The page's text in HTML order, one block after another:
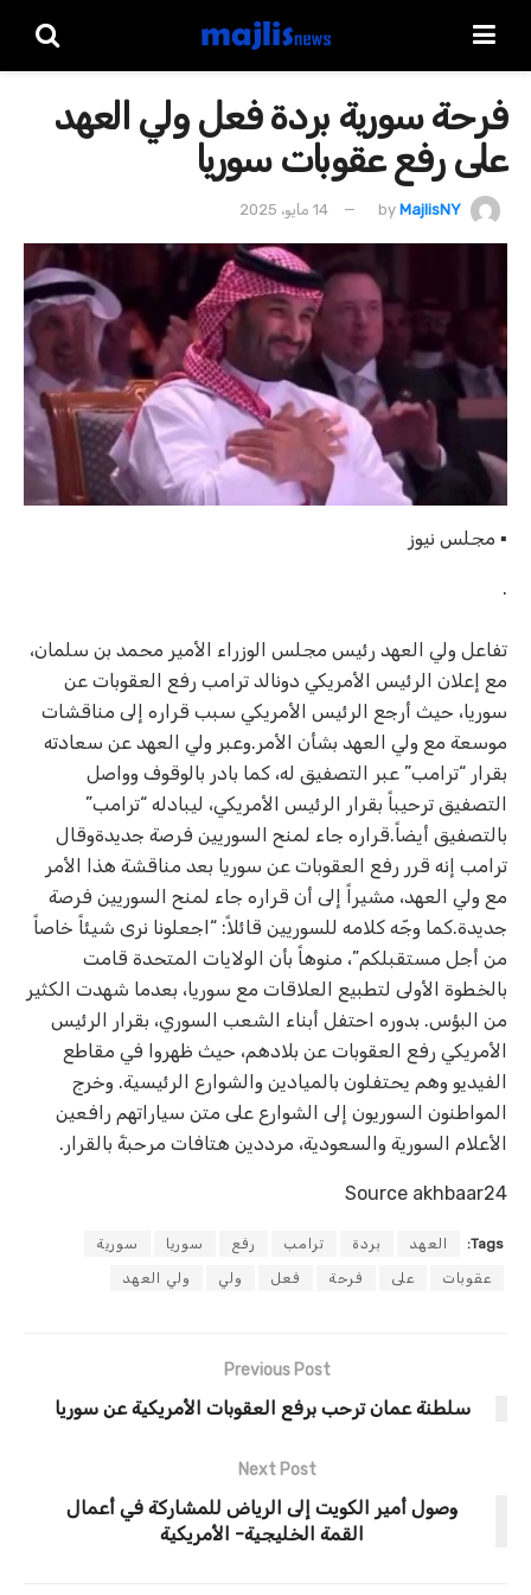
فرحة سورية بردة فعل ولي العهد
على رفع عقوبات سوريا
by MajlisNY 14 مايو، 2025
▪︎ مجلس نيوز
.
تفاعل ولي العهد رئيس مجلس الوزراء الأمير محمد بن سلمان،
مع إعلان الرئيس الأمريكي دونالد ترامب رفع العقوبات عن
سوريا، حيث أرجع الرئيس الأمريكي سبب قراره إلى مناقشات
موسعة مع ولي العهد بشأن الأمر.وعبر ولي العهد عن سعادته
بقرار “ترامب” عبر التصفيق له، كما بادر بالوقوف وواصل
التصفيق ترحيباً بقرار الرئيس الأمريكي، ليبادله “ترامب”
بالتصفيق أيضاً.قراره جاء لمنح السوريين فرصة جديدةوقال
ترامب إنه قرر رفع العقوبات عن سوريا بعد مناقشة هذا الأمر
مع ولي العهد، مشيراً إلى أن قراره جاء لمنح السوريين فرصة
جديدة.كما وجّه كلامه للسوريين قائلاً: “اجعلونا نرى شيئاً خاصاً
من أجل مستقبلكم”، منوهاً بأن الولايات المتحدة قامت
بالخطوة الأولى لتطبيع العلاقات مع سوريا، بعدما شهدت الكثير
من البؤس. بدوره احتفل أبناء الشعب السوري، بقرار الرئيس
الأمريكي رفع العقوبات عن بلادهم، حيث ظهروا في مقاطع
الفيديو وهم يحتفلون بالميادين والشوارع الرئيسية. وخرج
المواطنون السوريون إلى الشوارع على متن سياراتهم رافعين
الأعلام السورية والسعودية، مرددين هتافات مرحبةً بالقرار.
Source akhbaar24
Tags: العهد بردة ترامب رفع سوريا سورية
عقوبات على فرحة فعل ولي ولي العهد
Previous Post
سلطنة عمان ترحب برفع العقوبات الأمريكية عن سوريا
Next Post
وصول أمير الكويت إلى الرياض للمشاركة في أعمال
القمة الخليجية- الأمريكية